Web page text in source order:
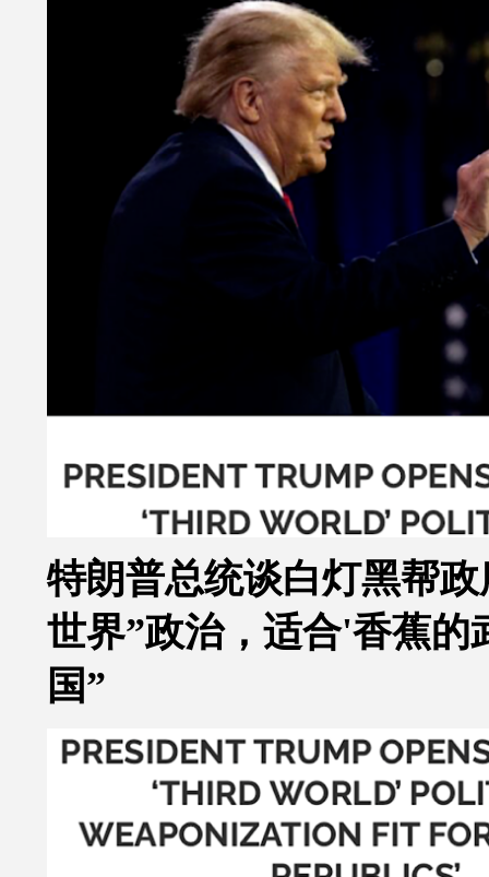
特朗普总统谈白灯黑帮
世界”政治，适合'香蕉的
国”